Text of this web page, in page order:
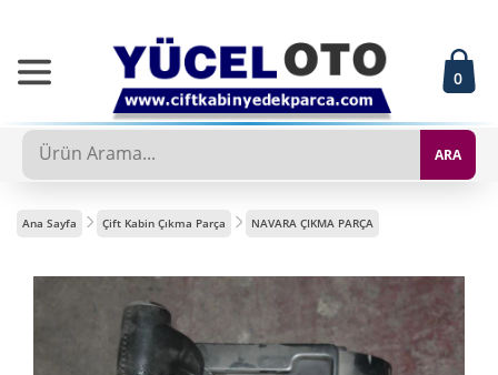
0
ARA
Ana Sayfa Çift Kabin Çıkma Parça NAVARA ÇIKMA PARÇA